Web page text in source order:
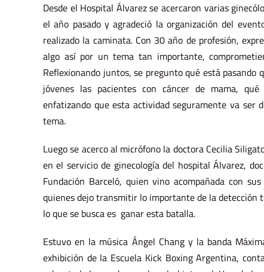
Desde el Hospital Álvarez se acercaron varias
el año pasado y agradeció la organización del
realizado la caminata. Con 30 año de profesión,
algo así por un tema tan importante,
Reflexionando juntos, se pregunto qué está pasando
jóvenes las pacientes con cáncer de mama,
enfatizando que esta actividad seguramente va ser
tema.
Luego se acerco al micrófono la doctora Cecilia
en el servicio de ginecología del hospital Álvarez,
Fundación Barceló, quien vino acompañada con
quienes dejo transmitir lo importante de la detección
lo que se busca es ganar esta batalla.
Estuvo en la música Ángel Chang y la banda
exhibición de la Escuela Kick Boxing Argentina,